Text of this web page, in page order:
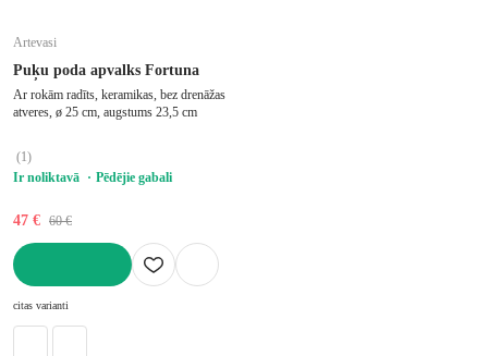
Artevasi
Puķu poda apvalks Fortuna
Ar rokām radīts, keramikas, bez drenāžas
atveres, ø 25 cm, augstums 23,5 cm
(1)
Ir noliktavā
Pēdējie gabali
47 € 60 €
citas varianti